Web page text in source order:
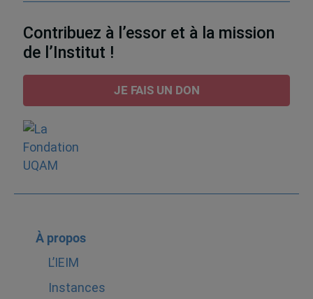
Contribuez à l’essor et à la mission
de l’Institut !
JE FAIS UN DON
À propos
L’IEIM
Instances